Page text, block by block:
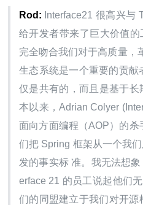
Rod: Interface21 很高兴与
给开发者带来了巨大价值
完全吻合我们对于高质量，
生态系统是一个重要的贡献
仅是共有的，而且是基于
本以来，Adrian Colyer
面向方面编程（AOP）的
们把 Spring 框架从一个我
发的事实标 准。我无法想
erface 21 的员工说起他们
们的同盟建立于我们对开